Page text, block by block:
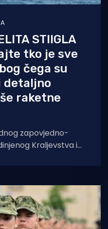
STIIGLA
tko je sve
čega su
detaljno
raketne
zapovjedno-
Kraljevstva i
Richard Milburn